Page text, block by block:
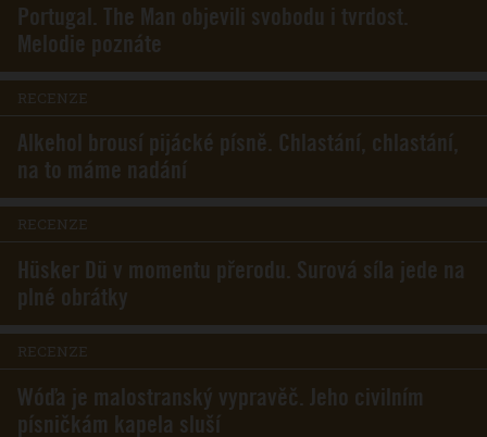
Portugal. The Man objevili svobodu i tvrdost.
Melodie poznáte
RECENZE
Alkehol brousí pijácké písně. Chlastání, chlastání,
na to máme nadání
RECENZE
Hüsker Dü v momentu přerodu. Surová síla jede na
plné obrátky
RECENZE
Wóďa je malostranský vypravěč. Jeho civilním
písničkám kapela sluší